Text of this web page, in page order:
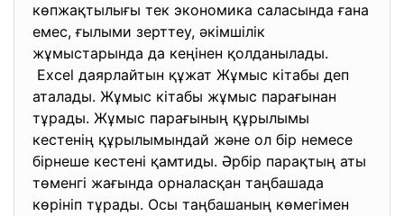
көпжақтылығы тек экономика саласында ғана
емес, ғылыми зерттеу, әкімшілік
жұмыстарында да кеңінен қолданылады.
Excel даярлайтын құжат Жұмыс кітабы деп
аталады. Жұмыс кітабы жұмыс парағынан
тұрады. Жұмыс парағының құрылымы
кестенің құрылымындай және ол бір немесе
бірнеше кестені қамтиды. Әрбір парақтың аты
төменгі жағында орналасқан таңбашада
көрініп тұрады. Осы таңбашаның көмегімен